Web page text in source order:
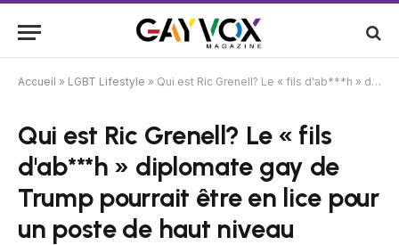
Accueil » LGBT Lifestyle » Qui est Ric Grenell? Le « fils d'ab***h » diplomate gay de Trump pourrait être en lice pour un poste de haut niveau
Qui est Ric Grenell? Le « fils
d'ab***h » diplomate gay de
Trump pourrait être en lice pour
un poste de haut niveau